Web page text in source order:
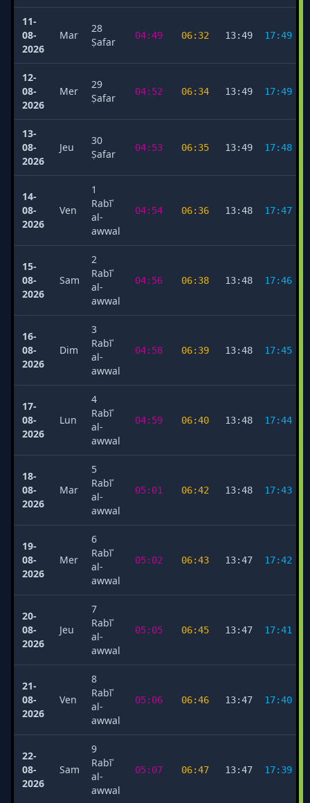
11-
08-
2026
Mar
28
Ṣafar
04:49 06:32 13:49 17:49
12-
08-
2026
Mer
29
Ṣafar
04:52 06:34 13:49 17:49
13-
08-
2026
Jeu
30
Ṣafar
04:53 06:35 13:49 17:48
14-
08-
2026
Ven
1
Rabīʿ
al-
awwal
04:54 06:36 13:48 17:47
15-
08-
2026
Sam
2
Rabīʿ
al-
awwal
04:56 06:38 13:48 17:46
16-
08-
2026
Dim
3
Rabīʿ
al-
awwal
04:58 06:39 13:48 17:45
17-
08-
2026
Lun
4
Rabīʿ
al-
awwal
04:59 06:40 13:48 17:44
18-
08-
2026
Mar
5
Rabīʿ
al-
awwal
05:01 06:42 13:48 17:43
19-
08-
2026
Mer
6
Rabīʿ
al-
awwal
05:02 06:43 13:47 17:42
20-
08-
2026
Jeu
7
Rabīʿ
al-
awwal
05:05 06:45 13:47 17:41
21-
08-
2026
Ven
8
Rabīʿ
al-
awwal
05:06 06:46 13:47 17:40
22-
08-
2026
Sam
9
Rabīʿ
al-
awwal
05:07 06:47 13:47 17:39